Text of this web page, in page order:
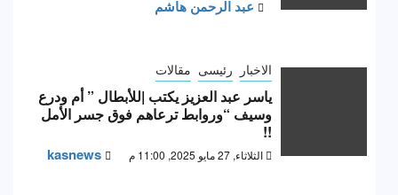
عبد الرحمن هاشم
الاخبار رئيسى مقالات
ياسر عبد العزيز يكتب |للأبطال ” أم ودرع
وسيف “وروابط ترعاهم فوق جسر الأمل
!!
الثلاثاء, 27 مايو 2025, 11:00 م kasnews